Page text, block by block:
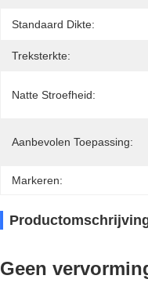
Standaard Dikte:
Treksterkte:
Natte Stroefheid:
Aanbevolen Toepassing:
Markeren:
Geen